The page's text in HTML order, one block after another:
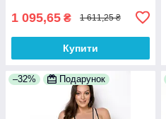
1 095,65 ₴ 1 611,25 ₴
Купити
–32% Подарунок